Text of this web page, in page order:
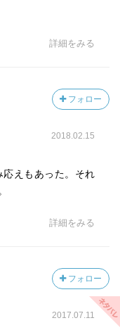
詳細をみる
フォロー
2018.02.15
応えもあった。それ
詳細をみる
フォロー
2017.07.11